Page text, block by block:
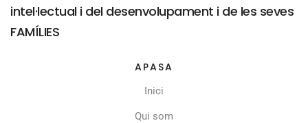
intel·lectual i del desenvolupament i de les seves
FAMÍLIES
APASA
Inici
Qui som